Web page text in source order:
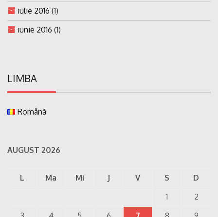
iulie 2016 (1)
iunie 2016 (1)
LIMBA
Română
AUGUST 2026
L Ma Mi J V S
D
1
2